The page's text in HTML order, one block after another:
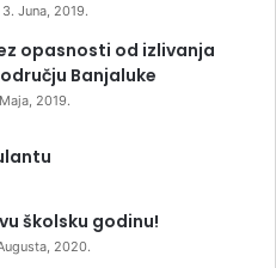
Juna, 2019.
opasnosti od izlivanja
Banjaluke
2019.
školsku godinu!
2020.